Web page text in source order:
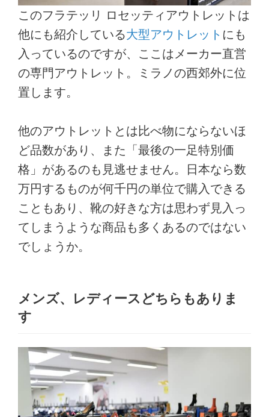
このフラテッリ ロセッティアウトレットは
他にも紹介している大型アウトレット にも
入っているのですが、ここはメーカー直営
の専門アウトレット。ミラノの西郊外に位
置します。
他のアウトレットとは比べ物にならないほ
ど品数があり、また「最後の一足特別価
格」があるのも見逃せません。日本なら数
万円するものが何千円の単位で購入できる
こともあり、靴の好きな方は思わず見入っ
てしまうような商品も多くあるのではない
でしょうか。
メンズ、レディースどちらもありま
す